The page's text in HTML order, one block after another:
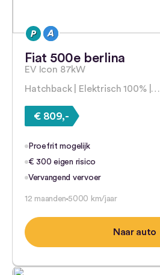
Fiat 500e berlina
EV Icon 87kW
Hatchback | Elektrisch 100% |…
€ 809,-
Proefrit mogelijk
€ 300 eigen risico
Vervangend vervoer
12 maanden 5000 km/jaar
Naar auto